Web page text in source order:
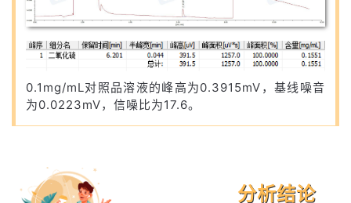
0.1mg/mL对照品溶液的峰高为0.3915mV，基线噪音
为0.0223mV，信噪比为17.6。
分析结论